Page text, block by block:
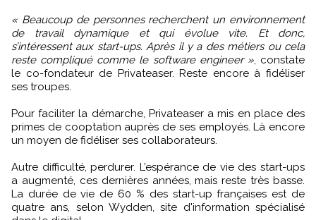
« Beaucoup de personnes recherchent un environnement
de travail dynamique et qui évolue vite. Et donc,
s’intéressent aux start-ups. Après il y a des métiers ou cela
reste compliqué comme le software engineer », constate
le co-fondateur de Privateaser. Reste encore à fidéliser
ses troupes.
Pour faciliter la démarche, Privateaser a mis en place des
primes de cooptation auprès de ses employés. Là encore
un moyen de fidéliser ses collaborateurs.
Autre difficulté, perdurer. L’espérance de vie des start-ups
a augmenté, ces dernières années, mais reste très basse.
La durée de vie de 60 % des start-up françaises est de
quatre ans, selon Wydden, site d'information spécialisé